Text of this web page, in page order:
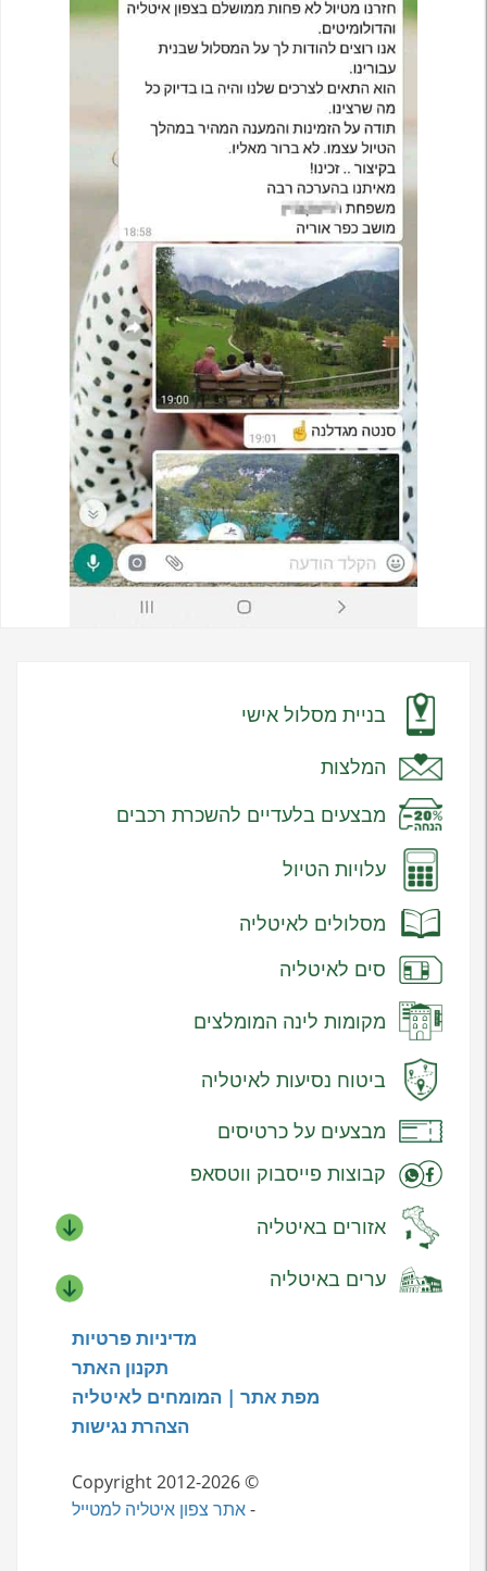
בניית מסלול אישי
המלצות
מבצעים בלעדיים להשכרת רכבים
עלויות הטיול
מסלולים לאיטליה
סים לאיטליה
מקומות לינה המומלצים
ביטוח נסיעות לאיטליה
מבצעים על כרטיסים
קבוצות פייסבוק ווטסאפ
אזורים באיטליה
ערים באיטליה
מדיניות פרטיות
תקנון האתר
מפת אתר | המומחים לאיטליה
הצהרת נגישות
© Copyright 2012-2026
-אתר צפון איטליה למטייל